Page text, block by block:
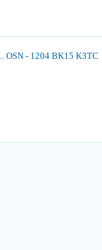
OSN - 1204 ВК15 КЗТС